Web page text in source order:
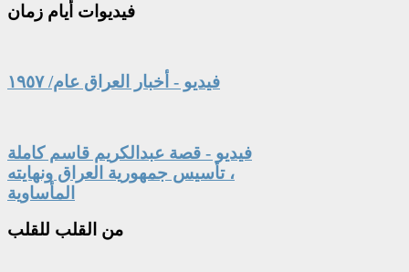
فيديوات أيام زمان
فيديو - أخبار العراق عام/ ١٩٥٧
فيديو - قصة عبدالكريم قاسم كاملة
، تأسيس جمهورية العراق ونهايته
المأساوية
من القلب للقلب